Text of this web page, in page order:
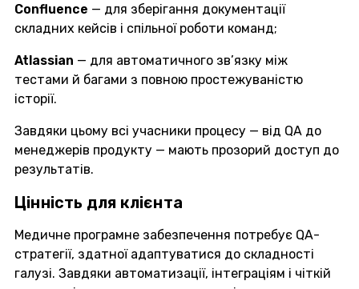
Confluence — для зберігання документації
складних кейсів і спільної роботи команд;
Atlassian — для автоматичного зв’язку між
тестами й багами з повною простежуваністю
історії.
Завдяки цьому всі учасники процесу — від QA до
менеджерів продукту — мають прозорий доступ до
результатів.
Цінність для клієнта
Медичне програмне забезпечення потребує QA-
стратегії, здатної адаптуватися до складності
галузі. Завдяки автоматизації, інтеграціям і чіткій